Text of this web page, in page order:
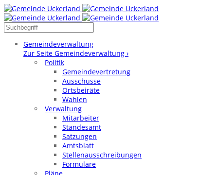
Gemeindeverwaltung
Zur Seite Gemeindeverwaltung ›
Politik
Gemeindevertretung
Ausschüsse
Ortsbeiräte
Wahlen
Verwaltung
Mitarbeiter
Standesamt
Satzungen
Amtsblatt
Stellenausschreibungen
Formulare